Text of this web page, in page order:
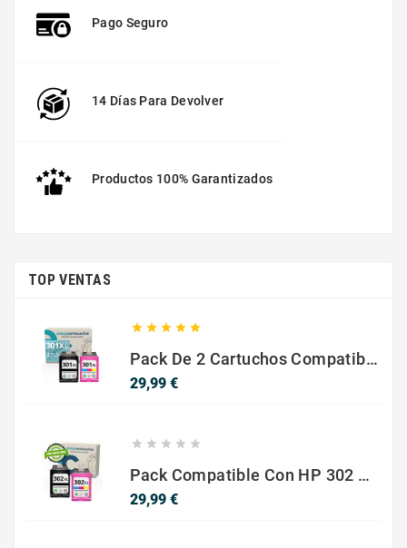
Pago Seguro
14 Días Para Devolver
Productos 100% Garantizados
TOP VENTAS
    
Pack De 2 Cartuchos Compatibles Con HP 301 XL Negro Y Color
29,99 €Precio
    
Pack Compatible Con HP 302 XL Negro Y Color - SIN NIVEL DE TINTA
29,99 €Precio